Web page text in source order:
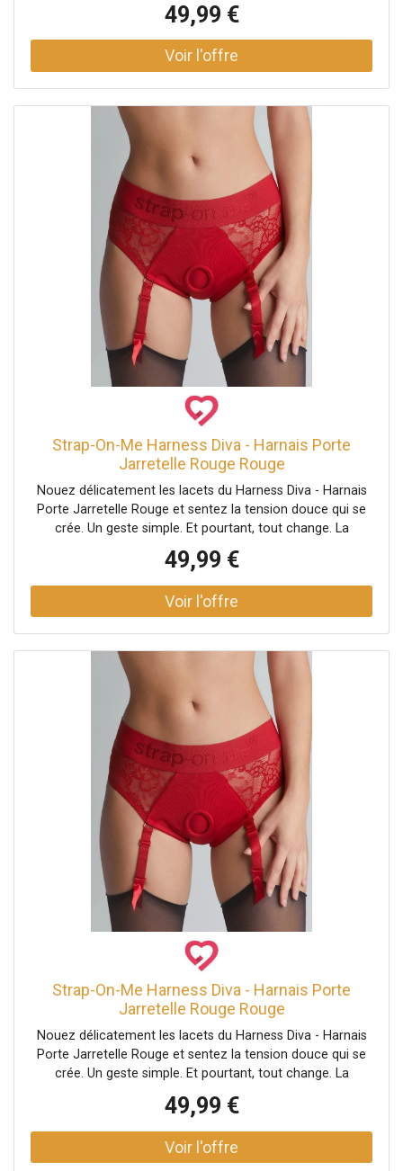
frôle la dentelle. Ce harnais signé Strap-On-Me attire le
regard autant
49,99 €
Strap-On-Me Harness Diva - Harnais Porte
Jarretelle Rouge Rouge
Nouez délicatement les lacets du Harness Diva - Harnais
Porte Jarretelle Rouge et sentez la tension douce qui se
crée. Un geste simple. Et pourtant, tout change. La
silhouette se redessine, les hanches se soulignent, la peau
frôle la dentelle. Ce harnais signé Strap-On-Me attire le
regard autant
49,99 €
Strap-On-Me Harness Diva - Harnais Porte
Jarretelle Rouge Rouge
Nouez délicatement les lacets du Harness Diva - Harnais
Porte Jarretelle Rouge et sentez la tension douce qui se
crée. Un geste simple. Et pourtant, tout change. La
frôle la dentelle. Ce harnais signé Strap-On-Me attire le
regard autant
49,99 €